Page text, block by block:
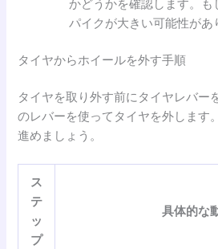
かどうかを確認します。も
パイクが大きい可能性があ
タイヤからホイールを外す手順
タイヤを取り外す前にタイヤレバー
のレバーを使ってタイヤを外します
進めましょう。
ス
テ
ッ
プ
具体的な